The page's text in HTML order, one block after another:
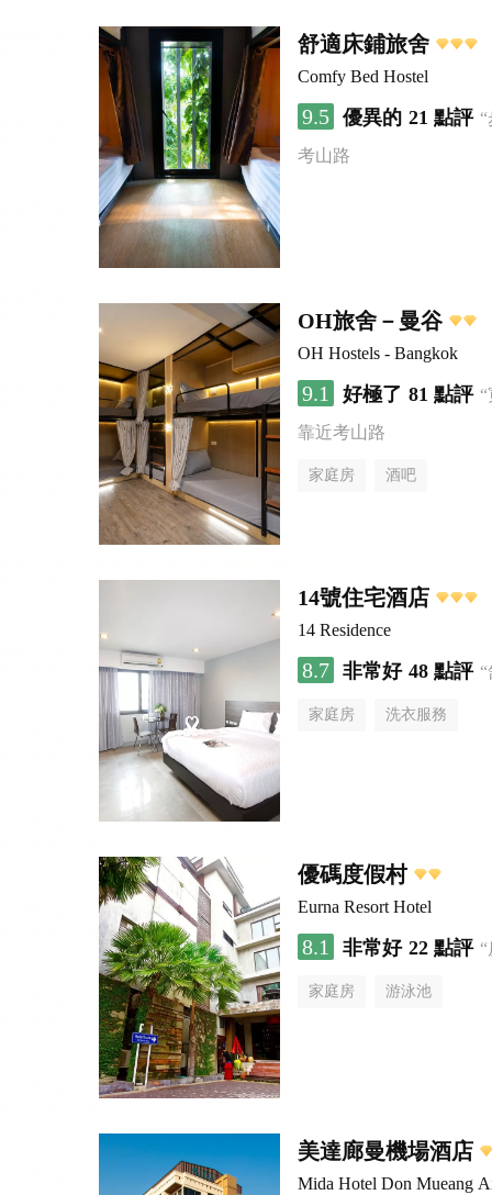
舒適床鋪旅舍
Comfy Bed Hostel
9.5 優異的 21 點評
考山路
OH旅舍－曼谷
OH Hostels - Bangkok
9.1 好極了 81 點評
靠近考山路
家庭房 酒吧
14號住宅酒店
14 Residence
8.7 非常好 48 點評
家庭房 洗衣服務
優碼度假村
Eurna Resort Hotel
8.1 非常好 22 點評
家庭房 游泳池
美達廊曼機場酒店
Mida Hotel Don Mueang